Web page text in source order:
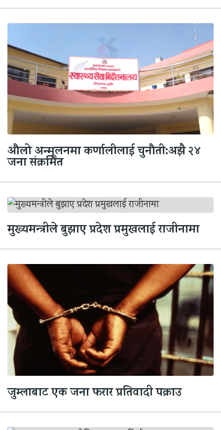
औलो अन्मूलनमा कर्णालीलाई चुनौती:अझै २४
जना संक्रमित
मुख्यमन्त्रीले बुझाए प्रदेश प्रमुखलाई राजीनामा
जुम्लाबाट एक जना फरार प्रतिवादी पक्राउ